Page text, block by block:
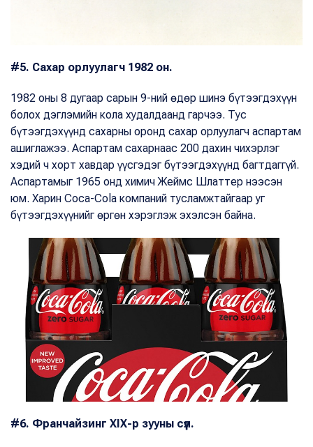
#5. Сахар орлуулагч 1982 он.
1982 оны 8 дугаар сарын 9-ний өдөр шинэ бүтээгдэхүүн
болох дэглэмийн кола худалдаанд гарчээ. Тус
бүтээгдэхүүнд сахарны оронд сахар орлуулагч аспартам
ашиглажээ. Аспартам сахарнаас 200 дахин чихэрлэг
хэдий ч хорт хавдар үүсгэдэг бүтээгдэхүүнд багтдаггүй.
Аспартамыг 1965 онд химич Жеймс Шлаттер нээсэн
юм. Харин Coca-Cola компаний тусламжтайгаар уг
бүтээгдэхүүнийг өргөн хэрэглэж эхэлсэн байна.
#6. Франчайзинг XIX-р зууны сүүл.